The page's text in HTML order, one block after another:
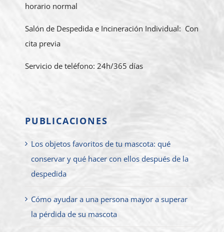
horario normal
Salón de Despedida e Incineración Individual: Con
cita previa
Servicio de teléfono: 24h/365 días
PUBLICACIONES
Los objetos favoritos de tu mascota: qué
conservar y qué hacer con ellos después de la
despedida
Cómo ayudar a una persona mayor a superar
la pérdida de su mascota